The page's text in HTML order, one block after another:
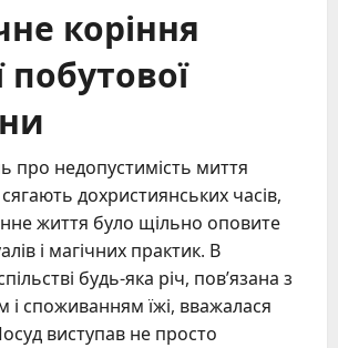
коріння
побутової
про недопустимість миття
дохристиянських часів,
життя було щільно оповите
і магічних практик. В
будь-яка річ, пов’язана з
і споживанням їжі, вважалася
виступав не просто